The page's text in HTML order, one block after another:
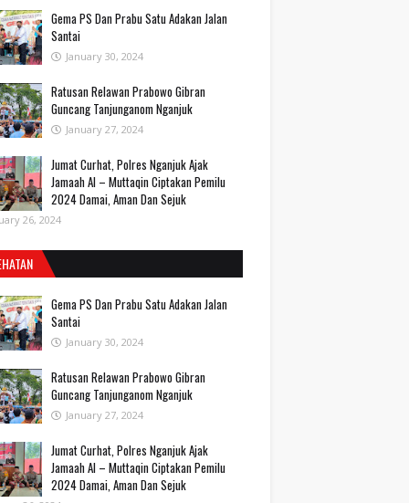
Gema PS Dan Prabu Satu Adakan Jalan
Santai
January 30, 2024
Ratusan Relawan Prabowo Gibran
Guncang Tanjunganom Nganjuk
January 27, 2024
Jumat Curhat, Polres Nganjuk Ajak
Jamaah Al – Muttaqin Ciptakan Pemilu
2024 Damai, Aman Dan Sejuk
26, 2024
Gema PS Dan Prabu Satu Adakan Jalan
Santai
January 30, 2024
Ratusan Relawan Prabowo Gibran
Guncang Tanjunganom Nganjuk
January 27, 2024
Jumat Curhat, Polres Nganjuk Ajak
Jamaah Al – Muttaqin Ciptakan Pemilu
2024 Damai, Aman Dan Sejuk